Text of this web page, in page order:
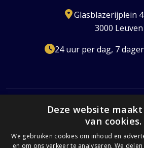
Glasblazerijplein 4
3000 Leuven
24 uur per dag, 7
Gecertificeerd24/7
Deze website
van cookies.
We gebruiken cookies om inhoud en
en om ons verkeer te analyseren. We